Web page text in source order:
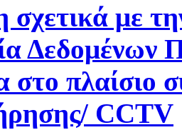
με
Δεδομένων
πλαίσιο
CCTV